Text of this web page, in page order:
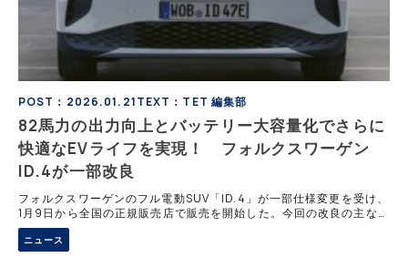
POST：2026.01.21TEXT：TET 編集部
82馬力の出力向上とバッテリー大容量化でさらに
快適なEVライフを実現！ フォルクスワーゲン
ID.4が一部改良
フォルクスワーゲンのフル電動SUV「ID.4」が一部仕様変更を受け、
1月9日から全国の正規販売店で販売を開始した。今回の改良の主なポ
イントは、上級グレードのID.4 Proが従来比+82馬力もの出力向上を
図ったことと充電時間の短縮、さらに室内インフォテイメントシステ
ムの進化だ。
ニュース